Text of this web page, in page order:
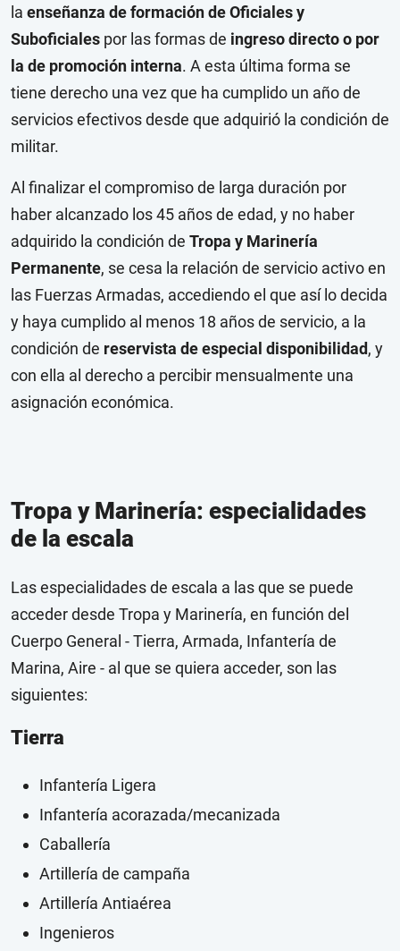
la enseñanza de formación de Oficiales y
Suboficiales por las formas de ingreso directo o por
la de promoción interna. A esta última forma se
tiene derecho una vez que ha cumplido un año de
servicios efectivos desde que adquirió la condición de
militar.
Al finalizar el compromiso de larga duración por
haber alcanzado los 45 años de edad, y no haber
adquirido la condición de Tropa y Marinería
Permanente, se cesa la relación de servicio activo en
las Fuerzas Armadas, accediendo el que así lo decida
y haya cumplido al menos 18 años de servicio, a la
condición de reservista de especial disponibilidad, y
con ella al derecho a percibir mensualmente una
asignación económica.
Tropa y Marinería: especialidades
de la escala
Las especialidades de escala a las que se puede
acceder desde Tropa y Marinería, en función del
Cuerpo General - Tierra, Armada, Infantería de
Marina, Aire - al que se quiera acceder, son las
siguientes:
Tierra
Infantería Ligera
Infantería acorazada/mecanizada
Caballería
Artillería de campaña
Artillería Antiaérea
Ingenieros